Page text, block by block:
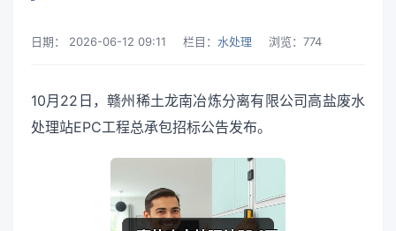
日期： 2026-06-12 09:11 栏目： 水处理 浏览： 774
10月22日，赣州稀土龙南冶炼分离有限公司高盐废水
处理站EPC工程总承包招标公告发布。